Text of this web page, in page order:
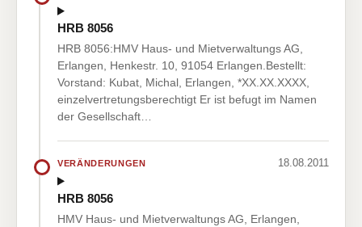
HRB 8056
HRB 8056:HMV Haus- und Mietverwaltungs AG,
Erlangen, Henkestr. 10, 91054 Erlangen.Bestellt:
Vorstand: Kubat, Michal, Erlangen, *XX.XX.XXXX,
einzelvertretungsberechtigt Er ist befugt im Namen
der Gesellschaft…
VERÄNDERUNGEN 18.08.2011
HRB 8056
HMV Haus- und Mietverwaltungs AG, Erlangen,